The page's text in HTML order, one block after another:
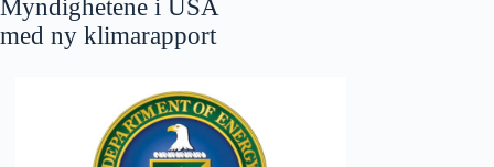
Myndighetene i USA
med ny klimarapport